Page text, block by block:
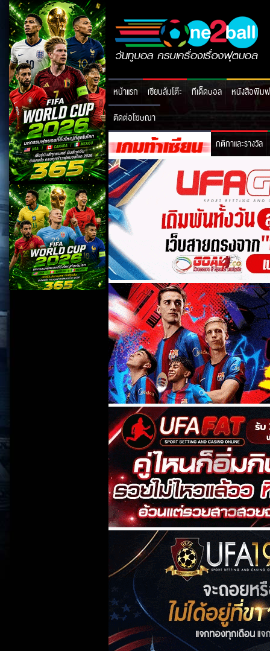
หน้าแรก เซียนล้มโต๊ะ ทีเด็ดบอล
หนังสือพิมพ์
ติดต่อโฆษณา
กติกาและรางวัล